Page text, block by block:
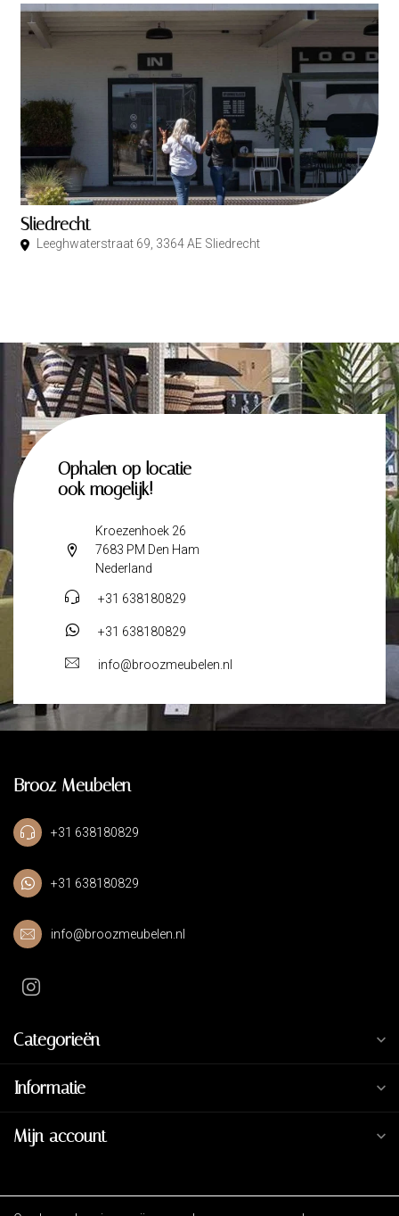
Sliedrecht
Leeghwaterstraat 69, 3364 AE Sliedrecht
Ophalen op locatie
ook mogelijk!
Kroezenhoek 26
7683 PM Den Ham
Nederland
+31 638180829
+31 638180829
info@broozmeubelen.nl
Brooz Meubelen
+31 638180829
+31 638180829
info@broozmeubelen.nl
Categorieën
Informatie
Mijn account